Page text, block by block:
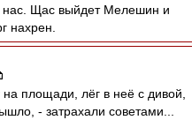
нас. Щас выйдет Мелешин и
нахрен.
на площади, лёг в неё с дивой,
- затрахали советами...